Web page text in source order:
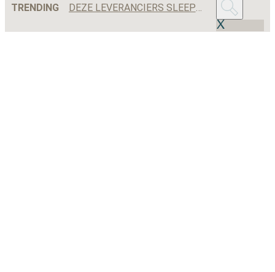
TRENDING DEZE LEVERANCIERS SLEEPTEN DE MEESTE AANBESTEDINGEN BINNEN IN 2025